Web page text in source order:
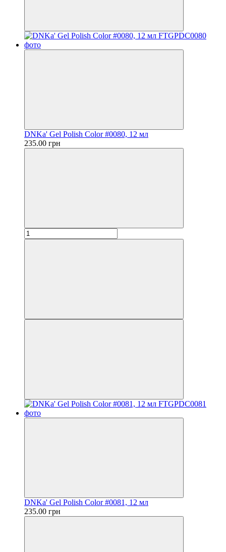
DNKa' Gel Polish Color #0080, 12 мл
235.00 грн
DNKa' Gel Polish Color #0081, 12 мл
235.00 грн